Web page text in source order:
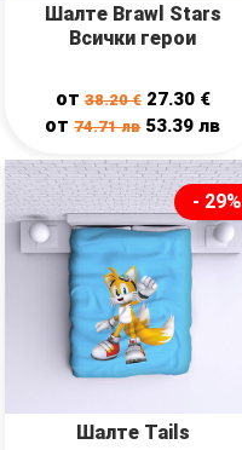
Шалте Brawl Stars
Всички герои
от38.20€ 27.30 €
от74.71лв 53.39лв
- 29%
Шалте Tails